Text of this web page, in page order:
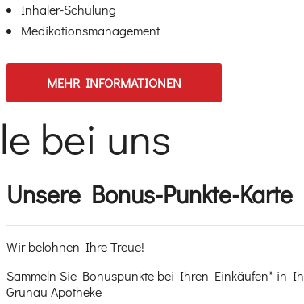
Inhaler-Schulung
Medikationsmanagement
MEHR INFORMATIONEN
bei uns
Unsere Bonus-Punkte-Karte
Wir belohnen Ihre Treue!
Sammeln Sie Bonuspunkte bei Ihren Einkäufen* in
Grunau Apotheke